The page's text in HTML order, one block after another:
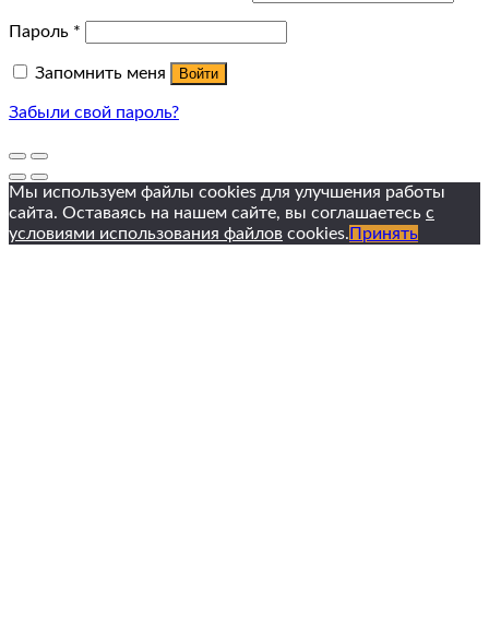
Пароль *
Запомнить меня Войти
Забыли свой пароль?
Мы используем файлы cookies для улучшения работы
сайта. Оставаясь на нашем сайте, вы соглашаетесь с
условиями использования файлов cookies. Принять